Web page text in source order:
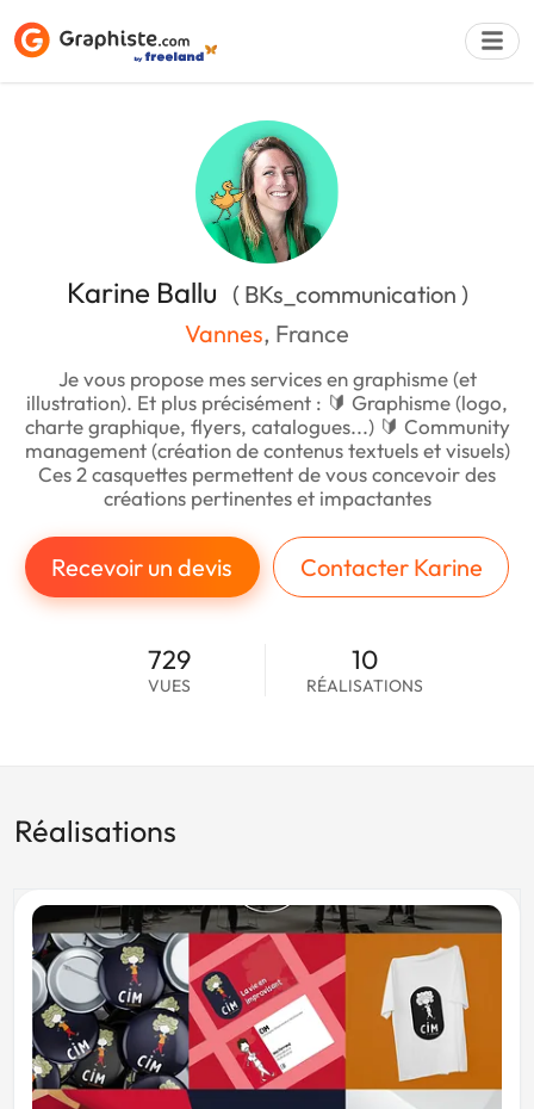
Karine Ballu ( BKs_communication )
Vannes, France
Je vous propose mes services en graphisme (et
illustration). Et plus précisément : 🔰 Graphisme (logo,
charte graphique, flyers, catalogues...) 🔰 Community
management (création de contenus textuels et visuels)
Ces 2 casquettes permettent de vous concevoir des
créations pertinentes et impactantes
Recevoir un devis Contacter Karine
729
VUES
10
RÉALISATIONS
Réalisations